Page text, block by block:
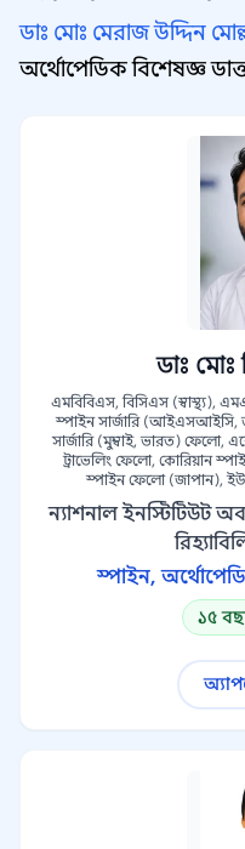
ডাঃ মোঃ মেরাজ উদ্দিন
অর্থোপেডিক বিশেষজ্ঞ
ডাঃ মোঃ
এমবিবিএস, বিসিএস (স্বাস্থ্য),
স্পাইন সার্জারি (আইএসআইসি,
সার্জারি (মুম্বাই, ভারত) ফেলো,
ট্রাভেলিং ফেলো, কোরিয়ান
স্পাইন ফেলো (জাপান),
ন্যাশনাল ইনস্টিটিউট
স্পাইন,
১৫